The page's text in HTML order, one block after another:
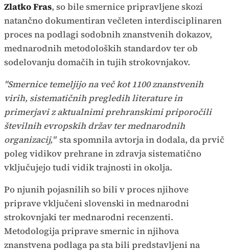
Zlatko Fras, so bile smernice pripravljene skozi
natančno dokumentiran večleten interdisciplinaren
proces na podlagi sodobnih znanstvenih dokazov,
mednarodnih metodoloških standardov ter ob
sodelovanju domačih in tujih strokovnjakov.
"Smernice temeljijo na več kot 1100 znanstvenih
virih, sistematičnih pregledih literature in
primerjavi z aktualnimi prehranskimi priporočili
številnih evropskih držav ter mednarodnih
organizacij," sta spomnila avtorja in dodala, da prvič
poleg vidikov prehrane in zdravja sistematično
vključujejo tudi vidik trajnosti in okolja.
Po njunih pojasnilih so bili v proces njihove
priprave vključeni slovenski in mednarodni
strokovnjaki ter mednarodni recenzenti.
Metodologija priprave smernic in njihova
znanstvena podlaga pa sta bili predstavljeni na